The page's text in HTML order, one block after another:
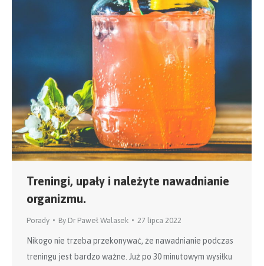
Treningi, upały i należyte nawadnianie
organizmu.
Porady By Dr Paweł Walasek 27 lipca 2022
Nikogo nie trzeba przekonywać, że nawadnianie podczas
treningu jest bardzo ważne. Już po 30 minutowym wysiłku